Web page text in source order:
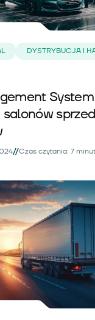
DYSTRYBUCJA I
//Czas czytania: 7 minut